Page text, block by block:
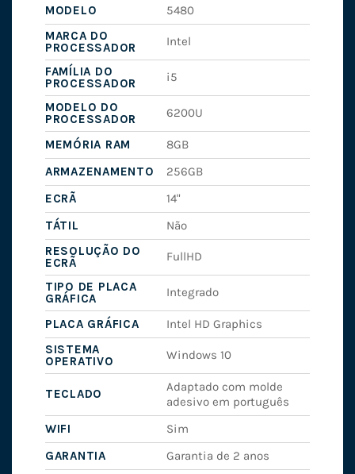
MODELO
5480
MARCA DO
PROCESSADOR
Intel
FAMÍLIA DO
PROCESSADOR
i5
MODELO DO
PROCESSADOR
6200U
MEMÓRIA RAM
8GB
ARMAZENAMENTO
256GB
ECRÃ
14"
TÁTIL
Não
RESOLUÇÃO DO
ECRÃ
FullHD
TIPO DE PLACA
GRÁFICA
Integrado
PLACA GRÁFICA
Intel HD Graphics
SISTEMA
OPERATIVO
Windows 10
TECLADO
Adaptado com molde
adesivo em português
WIFI
Sim
GARANTIA
Garantia de 2 anos